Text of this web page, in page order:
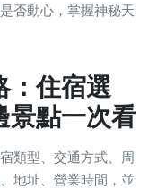
否動心，掌握神秘天
：住宿選
景點一次看
類型、交通方式、周
地址、營業時間，並